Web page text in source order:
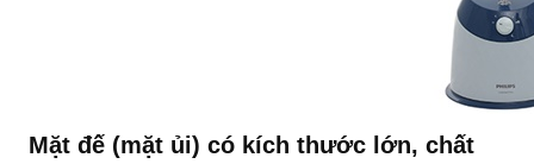
Mặt đế (mặt ủi) có kích thước lớn, chất